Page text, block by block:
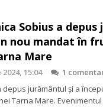
Sobius a
nou mandat în
Mare
15:04
1
depus jurământul și a
Tarna Mare.